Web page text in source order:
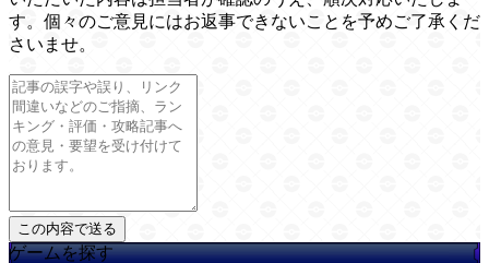
す。個々のご意見にはお返事できないことを予めご了承くだ
さいませ。
ゲームを探す